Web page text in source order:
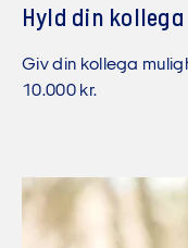
Hyld din kollega
Giv din kollega
10.000 kr.